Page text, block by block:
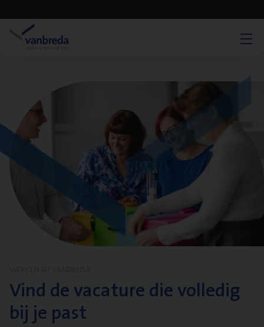
Vind de vacature die volledig
bij je past